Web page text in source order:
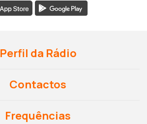
Perfil da Rádio
Contactos
Frequências